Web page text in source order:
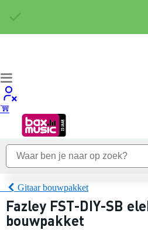
Gitaar bouwpakket
Fazley FST-DIY-SB
bouwpakket